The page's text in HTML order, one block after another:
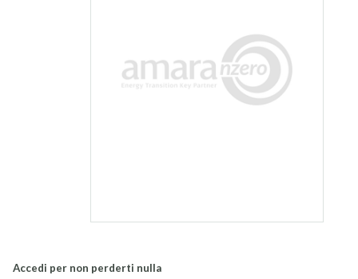
Accedi per non perderti nulla